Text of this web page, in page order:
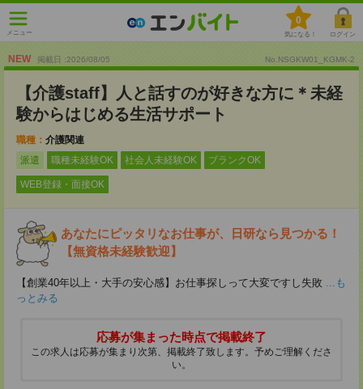
メニュー
0
気になる！ ログイン
NEW 掲載日 :2026/08/05 No.NSGKW01_KGMK-2
【介護staff】人と話すのが好きな方に＊未経
験からはじめる生活サポート
職種： 介護関連
派遣
職種未経験OK 社会人未経験OK ブランクOK
WEB登録・面接OK
あなたにピッタリなお仕事が、日研なら見つかる！
【無資格未経験歓迎】
【創業40年以上・大手の安心感】お仕事探しって大変ですし失敗 ...も
っとみる
応募が集まった時点で掲載終了
この求人は応募が集まり次第、掲載終了致します。予めご理解くださ
い。